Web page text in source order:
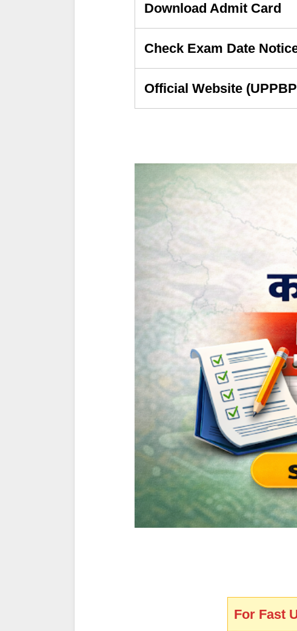
Download Admit Card
Check Exam Date
Official Website
For Fast